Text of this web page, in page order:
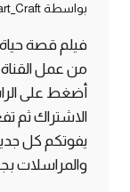
بواسطة
فيلم قصة
من عمل القناة
أضغط على
الاشتراك ثم
يفوتكم كل
والمراسلات